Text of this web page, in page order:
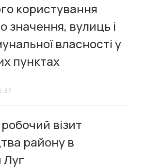
користування
значення, вулиць і
власності у
пунктах
візит
району в